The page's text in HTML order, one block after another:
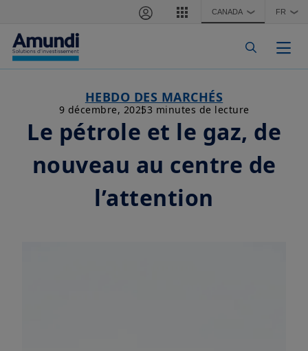
Aller au contenu principal CANADA ❯ FR ❯
HEBDO DES MARCHÉS
9 décembre, 20253 minutes de lecture
Le pétrole et le gaz, de
nouveau au centre de
l’attention